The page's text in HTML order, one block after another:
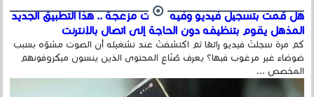
هل قمت بتسجيل فيديو وفيه أصوت مزعجة .. هذا التطبيق الجديد
المذهل يقوم بتنظيفه دون الحاجة إلى اتصال بالإنترنت
كم مرة سجلتَ فيديو رائعًا ثم اكتشفتَ عند تشغيله أن الصوت مشوّه بسبب
ضوضاء غير مرغوب فيها؟ يعرف صُنّاع المحتوى الذين ينسون ميكروفونهم
المخصص ...